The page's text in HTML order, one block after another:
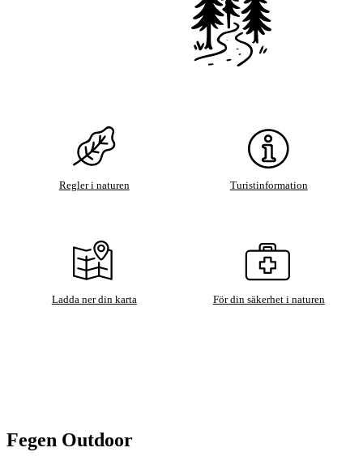
Regler i naturen Turistinformation
Ladda ner din karta För din säkerhet i naturen
Fegen Outdoor